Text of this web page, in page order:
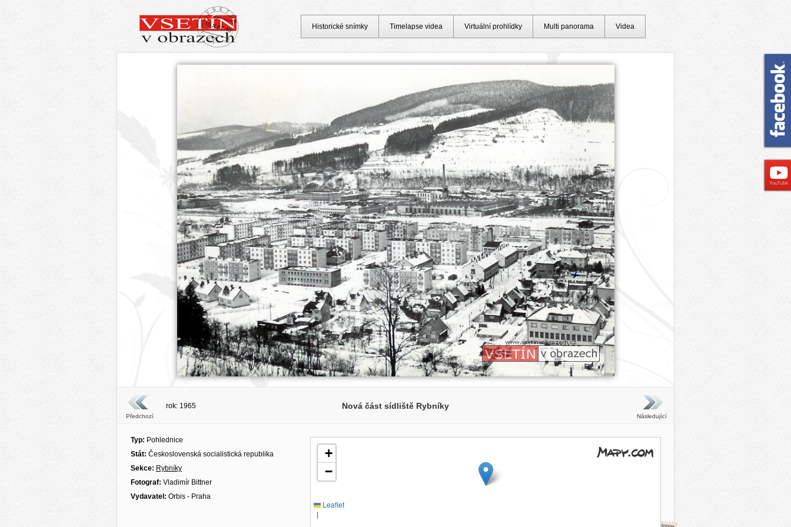
Předchozí
rok: 1965 Nová část sídliště Rybníky
Následující
Typ: Pohlednice
Stát: Československá socialistická republika
Sekce: Rybníky
Fotograf: Vladimír Bittner
Vydavatel: Orbis - Praha
+
−
Leaflet
|
Historické snímky Timelapse videa Virtuální prohlídky Multi panorama Videa